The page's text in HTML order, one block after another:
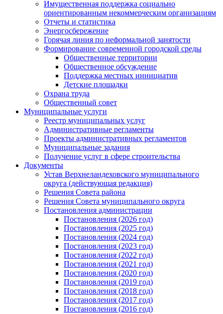
Имущественная поддержка социально
ориентированным некоммерческим организациям
Отчеты и статистика
Энергосбережение
Горячая линия по неформальной занятости
Формирование современной городской среды
Общественные территории
Общественное обсуждение
Поддержка местных иннициатив
Детские площадки
Охрана труда
Общественный совет
Муниципальные услуги
Реестр муниципальных услуг
Административные регламенты
Проекты административных регламентов
Муниципальные задания
Получение услуг в сфере строительства
Документы
Устав Верхнеландеховского муниципального
округа (действующая редакция)
Решения Совета района
Решения Совета муниципального округа
Постановления администрации
Постановления (2026 год)
Постановления (2025 год)
Постановления (2024 год)
Постановления (2023 год)
Постановления (2022 год)
Постановления (2021 год)
Постановления (2020 год)
Постановления (2019 год)
Постановления (2018 год)
Постановления (2017 год)
Постановления (2016 год)